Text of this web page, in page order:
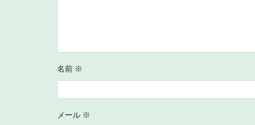
名前 ※
メール ※